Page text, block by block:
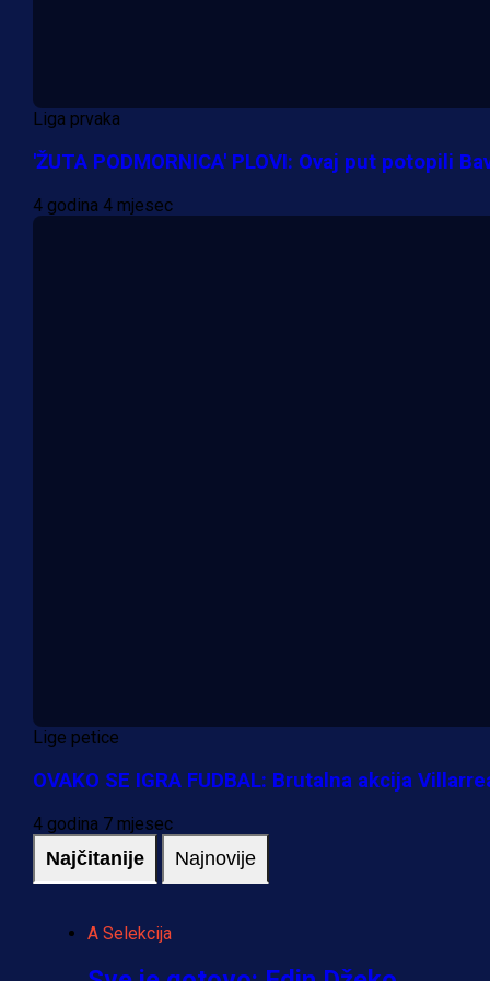
Liga prvaka
'ŽUTA PODMORNICA' PLOVI: Ovaj put potopili
4 godina 4 mjesec
Lige petice
OVAKO SE IGRA FUDBAL: Brutalna akcija
4 godina 7 mjesec
Najčitanije Najnovije
A Selekcija